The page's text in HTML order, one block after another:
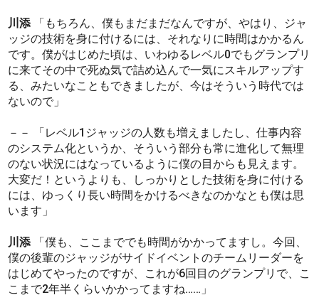
川添 「もちろん、僕もまだまだなんですが、やはり、ジャ
ッジの技術を身に付けるには、それなりに時間はかかるん
です。僕がはじめた頃は、いわゆるレベル0でもグランプリ
に来てその中で死ぬ気で詰め込んで一気にスキルアップす
る、みたいなこともできましたが、今はそういう時代では
ないので」
－－ 「レベル1ジャッジの人数も増えましたし、仕事内容
のシステム化というか、そういう部分も常に進化して無理
のない状況にはなっているように僕の目からも見えます。
大変だ！というよりも、しっかりとした技術を身に付ける
には、ゆっくり長い時間をかけるべきなのかなとも僕は思
います」
川添 「僕も、ここまででも時間がかかってますし。今回、
僕の後輩のジャッジがサイドイベントのチームリーダーを
はじめてやったのですが、これが6回目のグランプリで、こ
こまで2年半くらいかかってますね……」